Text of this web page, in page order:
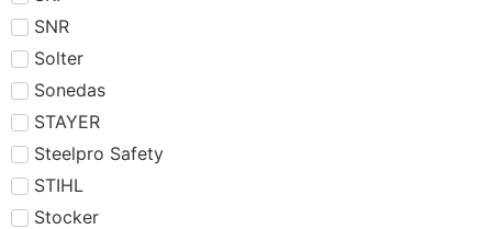
SNR
Solter
Sonedas
STAYER
Steelpro Safety
STIHL
Stocker